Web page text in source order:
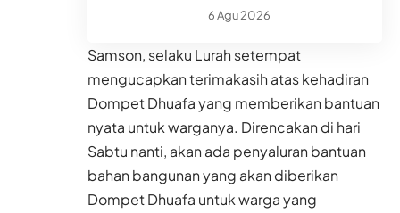
6 Agu 2026
Samson, selaku Lurah setempat
mengucapkan terimakasih atas kehadiran
Dompet Dhuafa yang memberikan bantuan
nyata untuk warganya. Direncakan di hari
Sabtu nanti, akan ada penyaluran bantuan
bahan bangunan yang akan diberikan
Dompet Dhuafa untuk warga yang